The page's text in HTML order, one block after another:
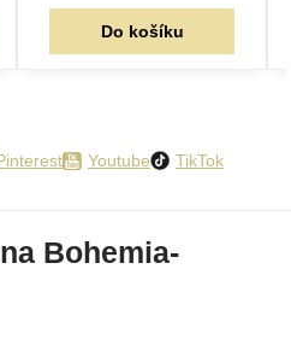
Do košíku
Youtube TikTok
Bohemia-